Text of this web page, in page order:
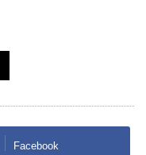
Facebook